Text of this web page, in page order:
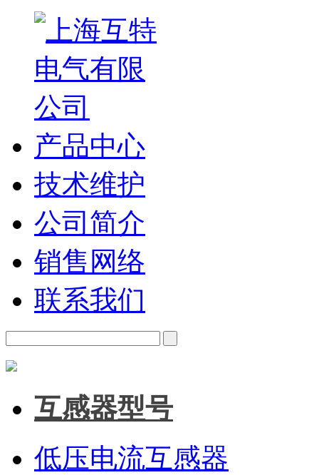
产品中心
技术维护
公司简介
销售网络
联系我们
互感器型号
低压电流互感器